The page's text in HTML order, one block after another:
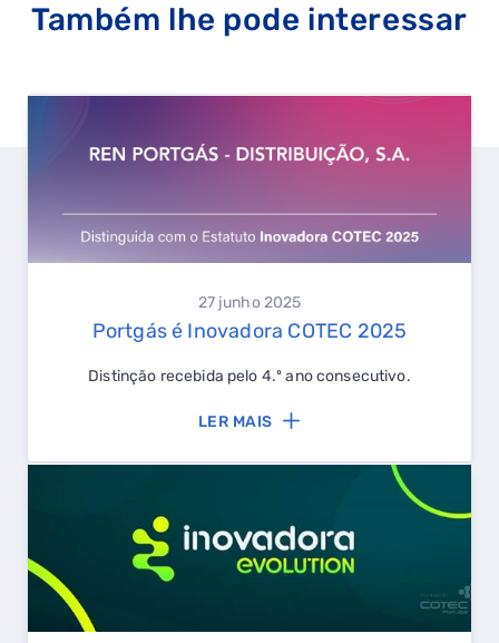
Também lhe pode interessar
27 junho 2025
Portgás é Inovadora COTEC 2025
Distinção recebida pelo 4.º ano consecutivo.
LER MAIS
SIMULADOR DE POUPANÇA